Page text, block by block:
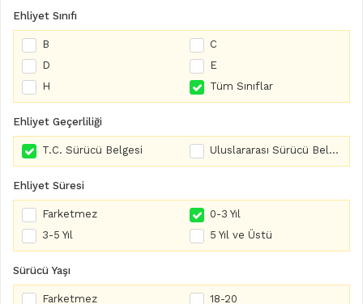
Ehliyet Sınıfı
B
C
D
E
H
Tüm Sınıflar
Ehliyet Geçerliliği
T.C. Sürücü Belgesi Uluslararası Sürücü Belgesi
Ehliyet Süresi
Farketmez
0-3 Yıl
3-5 Yıl
5 Yıl ve Üstü
Sürücü Yaşı
Farketmez
18-20